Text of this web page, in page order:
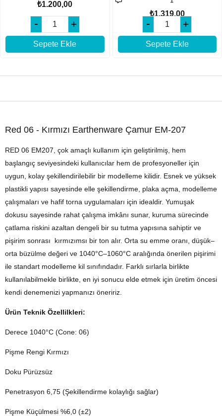
₺1.200,00
Sepete Ekle
₺1.319,00
Sepete Ekle
Red 06 - Kırmızı Earthenware Çamur EM-207
RED 06 EM207, çok amaçlı kullanım için geliştirilmiş, hem
başlangıç seviyesindeki kullanıcılar hem de profesyoneller için
uygun, kolay şekillendirilebilir bir modelleme kilidir. Esnek ve yüksek
plastikli yapısı sayesinde elle şekillendirme, plaka açma, modelleme
çalışmaları ve hafif torna uygulamaları için idealdir. Yumuşak
dokusu sayesinde rahat çalışma imkânı sunar, kuruma sürecinde
çatlama riskini azaltan dengeli bir su tutma yapısına sahiptir ve
pişirim sonrası kırmızımsı bir ton alır. Orta su emme oranı, düşük–
orta büzülme değeri ve 1040°C–1060°C aralığında önerilen pişirimi
ile standart modelleme kil sınıfındadır. Farklı sırlarla birlikte
kullanılabilmekle birlikte, en iyi sonucu elde etmek için üretim öncesi
kendi denemenizi yapmanızı öneririz.
Ürün Teknik Özellilkleri:
Derece 1040°C (Cone: 06)
Pişme Rengi Kırmızı
Doku Pürüzsüz
Penetrasyon 6,75 (Şekillendirme kolaylığı sağlar)
Pişme Küçülmesi %6,0 (±2)